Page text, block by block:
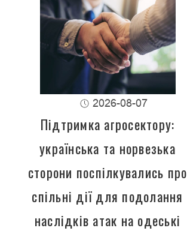
2026-08-07
Підтримка агросектору:
українська та норвезька
сторони поспілкувались про
спільні дії для подолання
наслідків атак на одеські